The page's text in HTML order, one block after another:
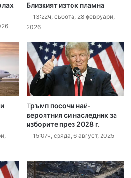
Близкият изток пламна
13:22ч, събота, 28 февруари,
2026
Тръмп посочи най-
вероятния си наследник за
изборите през 2028 г.
15:07ч, сряда, 6 август, 2025